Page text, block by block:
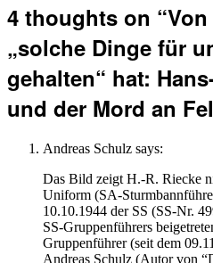
4 thoughts on “
„solche Dinge für
gehalten“ hat:
und der Mord an
Andreas Schulz says:
Das Bild zeigt H.-R. Riecke
Uniform (SA-
10.10.1944 der SS (SS-Nr.
SS-Gruppenführers
Gruppenführer (seit dem
Andreas Schulz (Autor von